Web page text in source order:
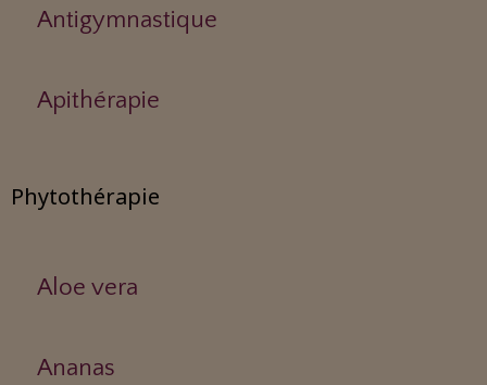
Antigymnastique
Apithérapie
Phytothérapie
Aloe vera
Ananas